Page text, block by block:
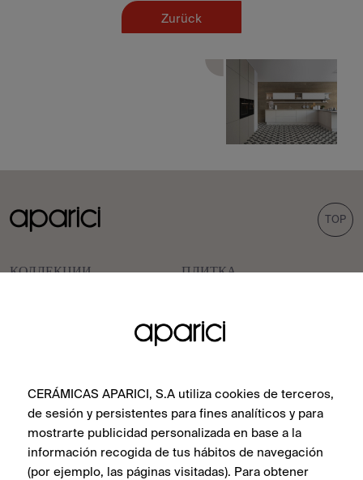
Zurück
TOP
КОЛЛЕКЦИИ
Evoke
ПЛИТКА
Облицовка
Вид цемента
Терраццо-вид
Шестиугольные
CERÁMICAS APARICI, S.A utiliza cookies de terceros,
de sesión y persistentes para fines analíticos y para
mostrarte publicidad personalizada en base a la
información recogida de tus hábitos de navegación
(por ejemplo, las páginas visitadas). Para obtener